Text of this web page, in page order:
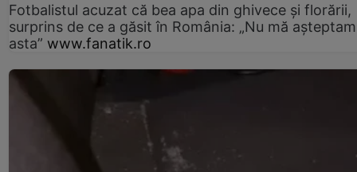
Fotbalistul acuzat că bea apa din ghivece și florării,
surprins de ce a găsit în România: „Nu mă
asta” www.fanatik.ro